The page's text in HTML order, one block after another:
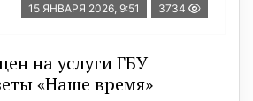
15 ЯНВАРЯ 2026, 9:51 3734
на услуги ГБУ
«Наше время»